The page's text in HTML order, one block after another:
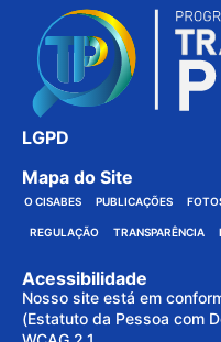
LGPD
Mapa do Site
O CISABES PUBLICAÇÕES
REGULAÇÃO TRANSPARÊNCIA
Acessibilidade
Nosso site está em
(Estatuto da Pessoa com